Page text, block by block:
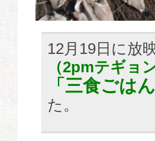
12月19日に放
（2pmテギョ
「三食ごは
た。